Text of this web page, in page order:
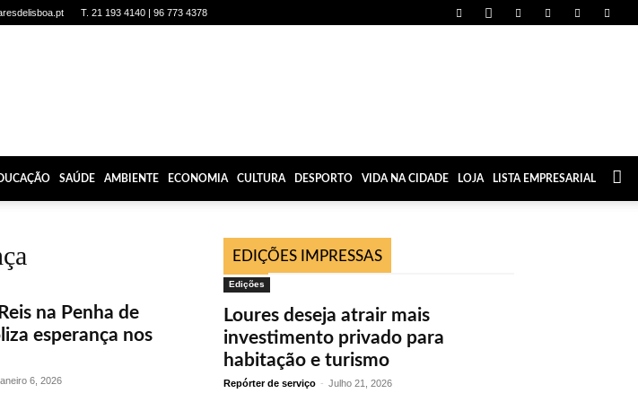
T. 21 193 4140 | 96 773 4378
SAÚDE AMBIENTE ECONOMIA CULTURA DESPORTO VIDA NA CIDADE LOJA LISTA EMPRESARIAL
na Penha de
esperança nos
6, 2026
EDIÇÕES IMPRESSAS
Edições
Loures deseja atrair mais
investimento privado para
habitação e turismo
Repórter de serviço - Julho 21, 2026